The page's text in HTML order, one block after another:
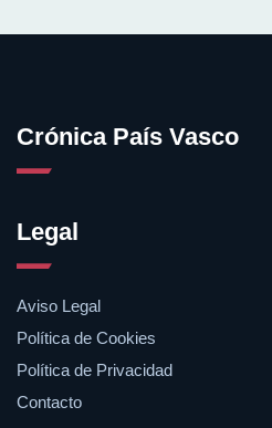
Crónica País Vasco
Legal
Aviso Legal
Política de Cookies
Política de Privacidad
Contacto